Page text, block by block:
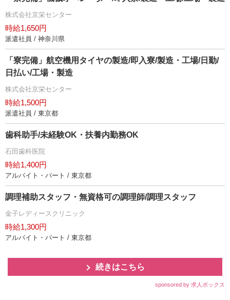
株式会社京栄センター
時給1,650円
派遣社員 / 神奈川県
「寮完備」航空機用タイヤの製造/即入寮/製造・工場/日勤/
日払い/工場・製造
株式会社京栄センター
時給1,500円
派遣社員 / 東京都
歯科助手/未経験OK・扶養内勤務OK
石田歯科医院
時給1,400円
アルバイト・パート / 東京都
調理補助スタッフ・無資格可の調理師/調理スタッフ
金子レディースクリニック
時給1,300円
アルバイト・パート / 東京都
続きはこちら
sponsored by 求人ボックス